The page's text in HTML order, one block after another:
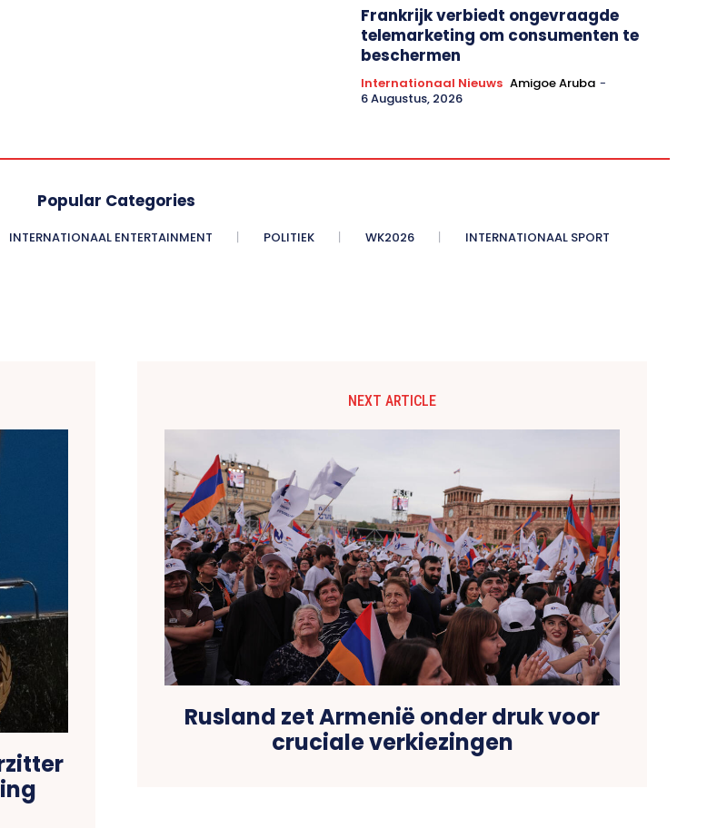
Frankrijk verbiedt ongevraagde
telemarketing om consumenten te
beschermen
Internationaal Nieuws Amigoe Aruba -
6 Augustus, 2026
Popular Categories
INTERNATIONAAL ENTERTAINMENT POLITIEK WK2026 INTERNATIONAAL SPORT
NEXT ARTICLE
Rusland zet Armenië onder druk voor
cruciale verkiezingen